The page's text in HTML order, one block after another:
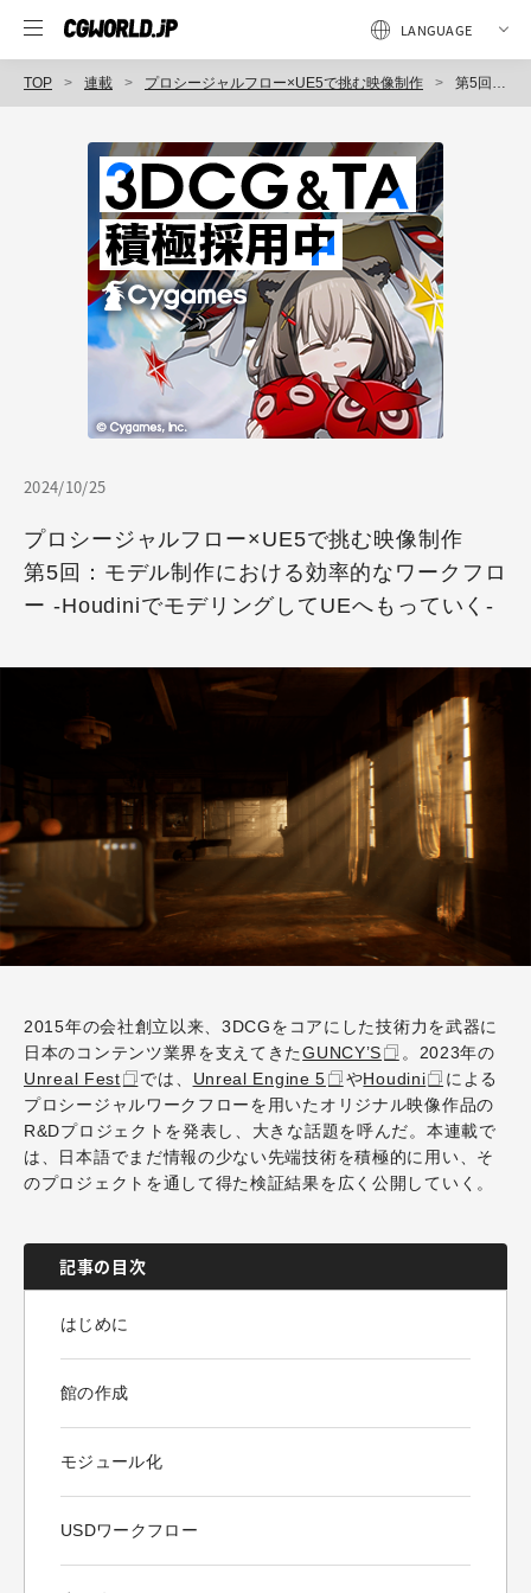
TOP 連載 プロシージャルフロー×UE5で挑む映像制作 第5回：モデル制作における効率的なワークフロー -HoudiniでモデリングしてUEへもっていく-
2024/10/25
プロシージャルフロー×UE5で挑む映像制作
第5回：モデル制作における効率的なワークフロ
ー -HoudiniでモデリングしてUEへもっていく-
2015年の会社創立以来、3DCGをコアにした技術力を武器に
日本のコンテンツ業界を支えてきたGUNCY’S
。2023年の
Unreal Fest
では、 Unreal Engine 5 やHoudini
による
プロシージャルワークフローを用いたオリジナル映像作品の
R&Dプロジェクトを発表し、大きな話題を呼んだ。本連載で
は、日本語でまだ情報の少ない先端技術を積極的に用い、そ
のプロジェクトを通して得た検証結果を広く公開していく。
記事の目次
はじめに
館の作成
モジュール化
USDワークフロー